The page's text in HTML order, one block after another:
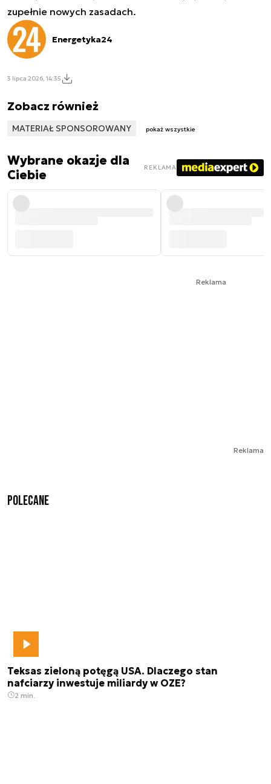
zupełnie nowych zasadach.
Energetyka24
3 lipca 2026, 14:35
Zobacz również
MATERIAŁ SPONSOROWANY pokaż wszystkie
Wybrane okazje dla
Ciebie
REKLAMA
Reklama
Reklama
Polecane
Teksas zieloną potęgą USA. Dlaczego stan
nafciarzy inwestuje miliardy w OZE?
2 min.